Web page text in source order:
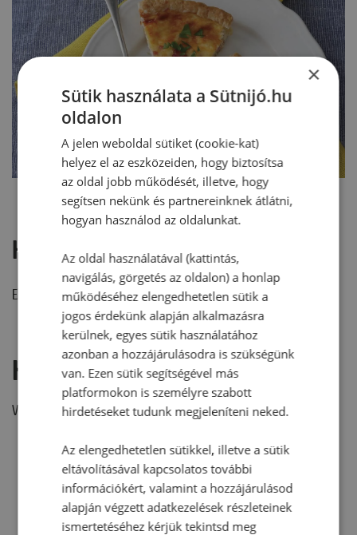
Hozzászólások
Ehhez a recepthez még nem érkezett hozzászólás.
Hozzászólás írása
Vélemény írásához, kérjük,jelentkezz be!
RECEPTAJÁNLÓ
×
Sütik használata a Sütnijó.hu
oldalon
A jelen weboldal sütiket (cookie-kat)
helyez el az eszközeiden, hogy biztosítsa
az oldal jobb működését, illetve, hogy
segítsen nekünk és partnereinknek átlátni,
hogyan használod az oldalunkat.
Az oldal használatával (kattintás,
navigálás, görgetés az oldalon) a honlap
működéséhez elengedhetetlen sütik a
jogos érdekünk alapján alkalmazásra
kerülnek, egyes sütik használatához
azonban a hozzájárulásodra is szükségünk
van. Ezen sütik segítségével más
platformokon is személyre szabott
hirdetéseket tudunk megjeleníteni neked.
Az elengedhetetlen sütikkel, illetve a sütik
eltávolításával kapcsolatos további
információkért, valamint a hozzájárulásod
alapján végzett adatkezelések részleteinek
ismertetéséhez kérjük tekintsd meg